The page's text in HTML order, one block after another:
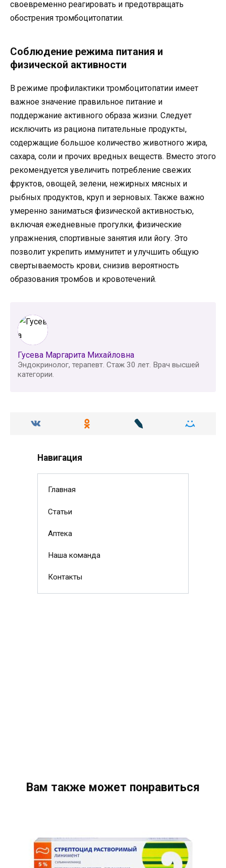
своевременно реагировать и предотвращать
обострения тромбоцитопатии.
Соблюдение режима питания и
физической активности
В режиме профилактики тромбоцитопатии имеет
важное значение правильное питание и
поддержание активного образа жизни. Следует
исключить из рациона питательные продукты,
содержащие большое количество животного жира,
сахара, соли и прочих вредных веществ. Вместо этого
рекомендуется увеличить потребление свежих
фруктов, овощей, зелени, нежирных мясных и
рыбных продуктов, круп и зерновых. Также важно
умеренно заниматься физической активностью,
включая ежедневные прогулки, физические
упражнения, спортивные занятия или йогу. Это
позволит укрепить иммунитет и улучшить общую
свертываемость крови, снизив вероятность
образования тромбов и кровотечений.
Гусева Маргарита Михайловна
Эндокринолог, терапевт. Стаж 30 лет. Врач высшей
категории.
Навигация
Главная
Статьи
Аптека
Наша команда
Контакты
Вам также может понравиться